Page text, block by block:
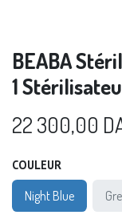
BEABA
1
22 300,00
COULEUR
Night Blue